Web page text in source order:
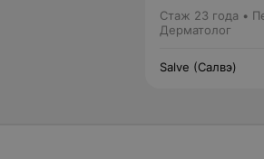
Стаж 23 года •
Дерматолог
Salve (Салвэ)